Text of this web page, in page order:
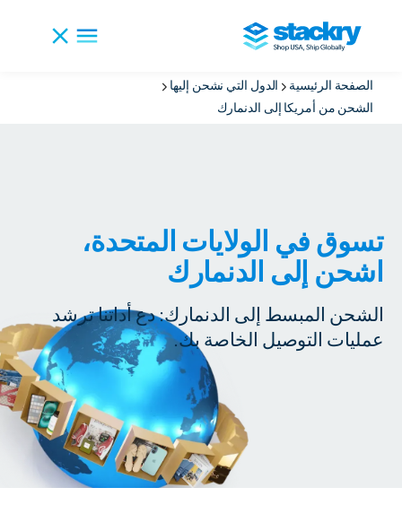
الصفحة الرئيسية
الدول التي نشحن إليها
الشحن من أمريكا إلى الدنمارك
تسوق في الولايات المتحدة،
اشحن إلى الدنمارك
الشحن المبسط إلى الدنمارك: دع أداتنا ترشد
عمليات التوصيل الخاصة بك.